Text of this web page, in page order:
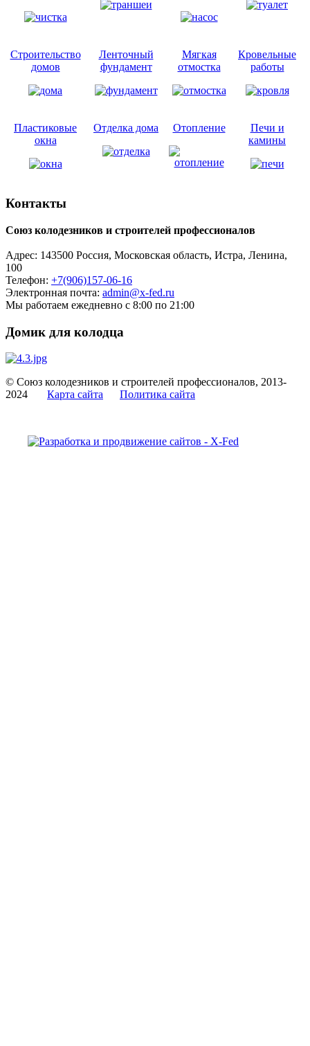
Строительство
домов
Ленточный
фундамент
Мягкая
отмостка
Кровельные
работы
Пластиковые
окна
Отделка дома Отопление
Печи и
камины
Контакты
Союз колодезников и строителей профессионалов
Адрес: 143500 Россия, Московская область, Истра, Ленина,
100
Телефон: +7(906)157-06-16
Электронная почта: admin@x-fed.ru
Мы работаем ежедневно с 8:00 по 21:00
Домик для колодца
© Союз колодезников и строителей профессионалов, 2013-
2024 Карта сайта Политика сайта